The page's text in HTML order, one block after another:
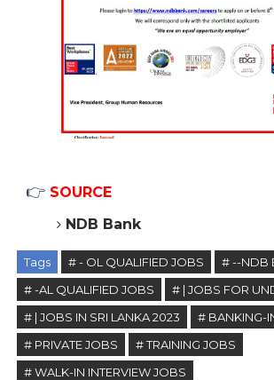
👉 SOURCE
NDB Bank
Tags # - OL QUALIFIED JOBS
# --NDB
# -AL QUALIFIED JOBS
# | JOBS FOR
# | JOBS IN SRI LANKA 2023
# BANKING-
# PRIVATE JOBS
# TRAINING JOBS
# WALK-IN INTERVIEW JOBS